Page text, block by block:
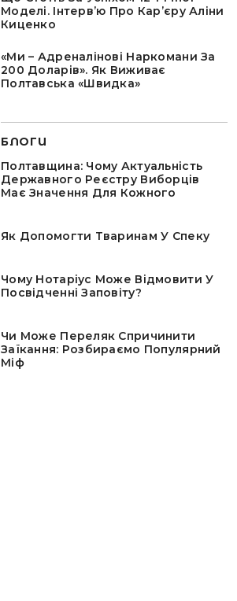
Моделі. Інтервʼю Про Карʼєру Аліни
Киценко
«Ми – Адреналінові Наркомани За
200 Доларів». Як Виживає
Полтавська «швидка»
БЛОГИ
Полтавщина: Чому Актуальність
Державного Реєстру Виборців
Має Значення Для Кожного
Як Допомогти Тваринам У Спеку
Чому Нотаріус Може Відмовити У
Посвідченні Заповіту?
Чи Може Переляк Спричинити
Заїкання: Розбираємо Популярний
Міф